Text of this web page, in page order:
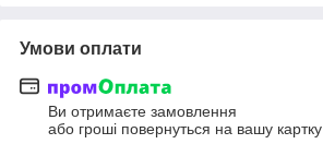
Умови оплати
Ви отримаєте замовлення
або гроші повернуться на вашу картку